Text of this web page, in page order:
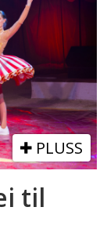
PLUSS
til